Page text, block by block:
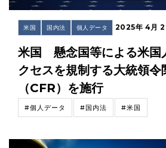
米国 国内法 個人データ 2025年 4月
米国 懸念国等による米国
クセスを規制する大統領令
（CFR）を施行
#個人データ #国内法 #米国